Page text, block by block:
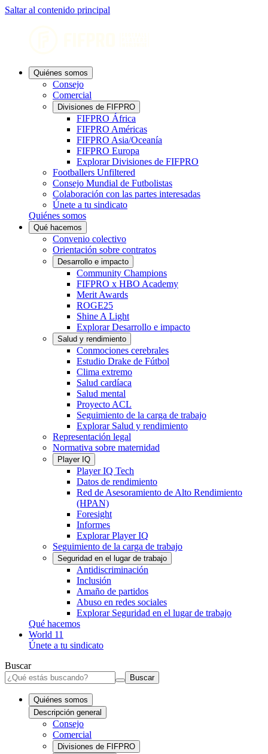
Saltar al contenido principal
Quiénes somos
Consejo
Comercial
Divisiones de FIFPRO
FIFPRO África
FIFPRO Américas
FIFPRO Asia/Oceanía
FIFPRO Europa
Explorar Divisiones de FIFPRO
Footballers Unfiltered
Consejo Mundial de Futbolistas
Colaboración con las partes interesadas
Únete a tu sindicato
Quiénes somos
Qué hacemos
Convenio colectivo
Orientación sobre contratos
Desarrollo e impacto
Community Champions
FIFPRO x HBO Academy
Merit Awards
ROGE25
Shine A Light
Explorar Desarrollo e impacto
Salud y rendimiento
Conmociones cerebrales
Estudio Drake de Fútbol
Clima extremo
Salud cardíaca
Salud mental
Proyecto ACL
Seguimiento de la carga de trabajo
Explorar Salud y rendimiento
Representación legal
Normativa sobre maternidad
Player IQ
Player IQ Tech
Datos de rendimiento
Red de Asesoramiento de Alto Rendimiento
(HPAN)
Foresight
Informes
Explorar Player IQ
Seguimiento de la carga de trabajo
Seguridad en el lugar de trabajo
Antidiscriminación
Inclusión
Amaño de partidos
Abuso en redes sociales
Explorar Seguridad en el lugar de trabajo
Qué hacemos
World 11
Únete a tu sindicato
Buscar
Buscar
Quiénes somos
Descripción general
Consejo
Comercial
Divisiones de FIFPRO